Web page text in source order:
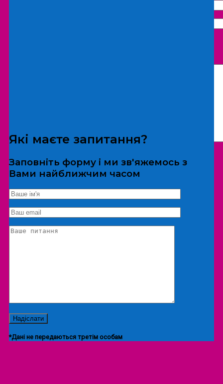
*Дані не передаються третім особам
Екскурсія/локація
Які маєте запитання?
Заповніть форму і ми зв'яжемось з
Вами найближчим часом
*Дані не передаються третім особам